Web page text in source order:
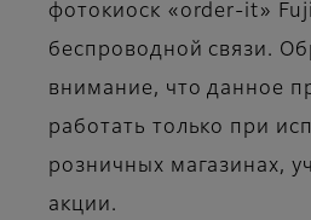
фотокиоск «order-it»
беспроводной связи.
внимание, что данное
работать только при
розничных магазинах,
акции.